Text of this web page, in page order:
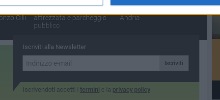
Cilli
attrezzata e parcheggio
pubblico
Andria
Iscriviti alla Newsletter
Iscriviti
Iscrivendoti accetti i termini e la privacy policy